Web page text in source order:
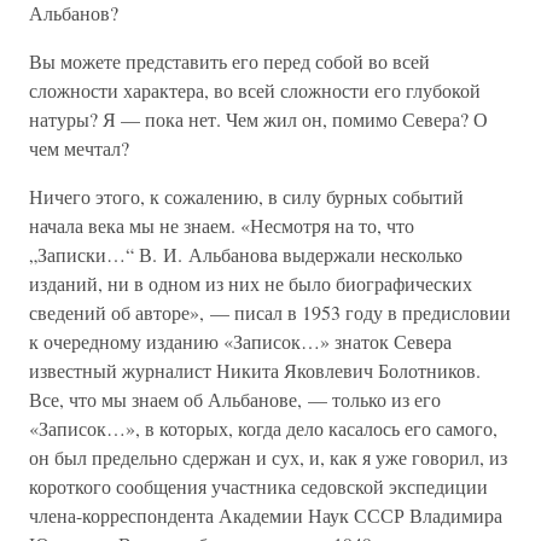
Альбанов?
Вы можете представить его перед собой во всей
сложности характера, во всей сложности его глубокой
натуры? Я — пока нет. Чем жил он, помимо Севера? О
чем мечтал?
Ничего этого, к сожалению, в силу бурных событий
начала века мы не знаем. «Несмотря на то, что
„Записки…“ В. И. Альбанова выдержали несколько
изданий, ни в одном из них не было биографических
сведений об авторе», — писал в 1953 году в предисловии
к очередному изданию «Записок…» знаток Севера
известный журналист Никита Яковлевич Болотников.
Все, что мы знаем об Альбанове, — только из его
«Записок…», в которых, когда дело касалось его самого,
он был предельно сдержан и сух, и, как я уже говорил, из
короткого сообщения участника седовской экспедиции
члена-корреспондента Академии Наук СССР Владимира